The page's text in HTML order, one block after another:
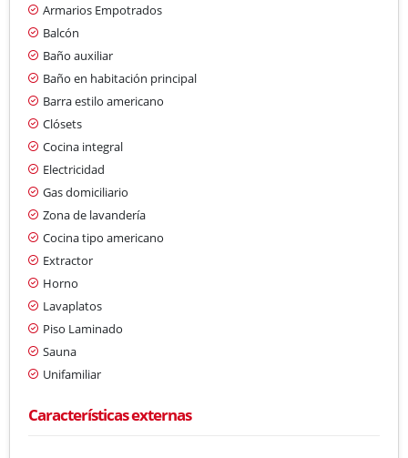
Armarios Empotrados
Balcón
Baño auxiliar
Baño en habitación principal
Barra estilo americano
Clósets
Cocina integral
Electricidad
Gas domiciliario
Zona de lavandería
Cocina tipo americano
Extractor
Horno
Lavaplatos
Piso Laminado
Sauna
Unifamiliar
Características externas